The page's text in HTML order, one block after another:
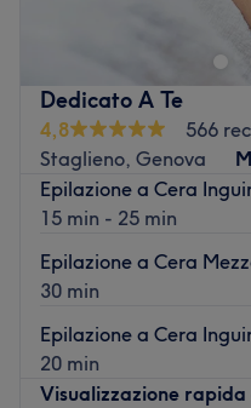
Dedicato A Te
4,8
566
Staglieno, Genova
Epilazione a Cera
15 min - 25 min
Epilazione a Cera
30 min
Epilazione a Cera
20 min
Visualizzazione